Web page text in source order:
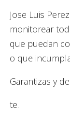
Jose Luis
monitorear
que puedan
o que
Garantizas y
te.